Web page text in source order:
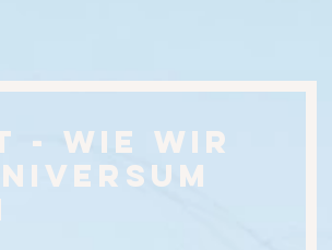
- Wie wir